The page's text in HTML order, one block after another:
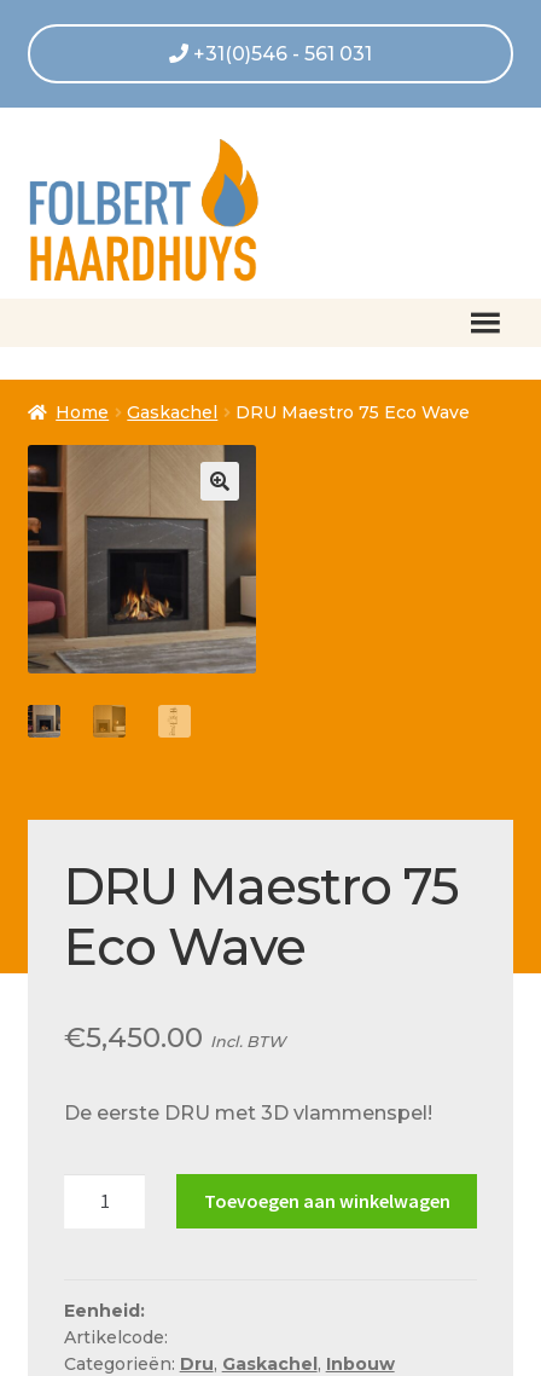
+31(0)546 - 561 031
Afrekenen
Algemene voorwaarden
Betaling geannuleerd
Blog
Contact
Disclaimer
Klantenservice
Betaalmethode
Ons team
Sample Page
Home Gaskachel DRU Maestro 75 Eco Wave
DRU Maestro 75
Eco Wave
€5,450.00 Incl. BTW
De eerste DRU met 3D vlammenspel!
Wave
aantal
Toevoegen aan winkelwagen
Eenheid:
Artikelcode:
Categorieën: Dru, Gaskachel, Inbouw